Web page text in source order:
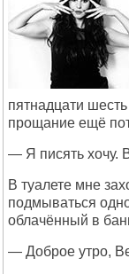
пятнадцати
прощание ещё
— Я писять хочу.
В туалете мне
подмываться
облачённый в
— Доброе утро,